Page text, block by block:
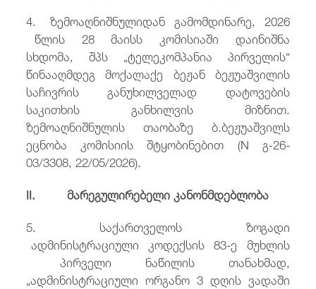
4. ზემოაღნიშნულიდან გამომდინარე, 2026
წლის 28 მაისს კომისიაში დაინიშნა
სხდომა, შპს „ტელეკომპანია პირველის“
წინააღმდეგ მოქალაქე ბეჟან ბეჟუაშვილის
საჩივრის განუხილველად დატოვების
საკითხის განხილვის მიზნით.
ზემოაღნიშნულის თაობაზე ბ.ბეჟუაშვილს
ეცნობა კომისიის შტყობინებით (N გ-26-
03/3308, 22/05/2026).
II. მარეგულირებელი კანონმდებლობა
5. საქართველოს ზოგადი
ადმინისტრაციული კოდექსის 83-ე მუხლის
პირველი ნაწილის თანახმად,
„ადმინისტრაციული ორგანო 3 დღის ვადაში